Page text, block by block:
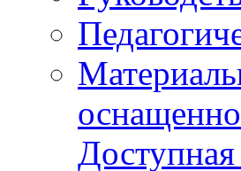
Доступная